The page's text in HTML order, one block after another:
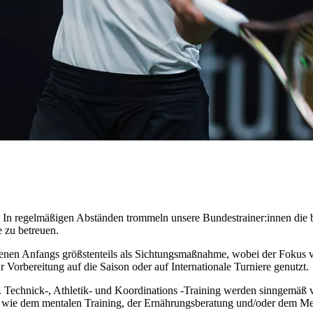
regelmäßigen Abständen trommeln unsere Bundestrainer:innen
betreuen.
Anfangs größstenteils als Sichtungsmaßnahme, wobei der
auf die Saison oder auf Internationale Turniere genutzt.
, Athletik- und Koordinations -Training werden
dem mentalen Training, der Ernährungsberatung und/oder dem